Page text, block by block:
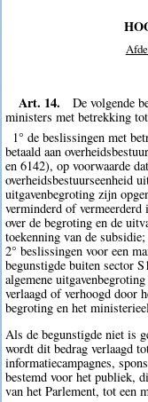
Art. 14.
De volgende
ministers met betrekking
1° de beslissingen met
betaald aan
en 6142), op voorwaarde
overheidsbestuurseenheid
uitgavenbegroting zijn
verminderd of
over de begroting en de
toekenning van de subsidie;
2° beslissingen voor een
begunstigde buiten sector
algemene
verlaagd of verhoogd door
begroting en het
Als de begunstigde niet is
wordt dit bedrag verlaagd
informatiecampagnes,
bestemd voor het publiek,
van het Parlement, tot een